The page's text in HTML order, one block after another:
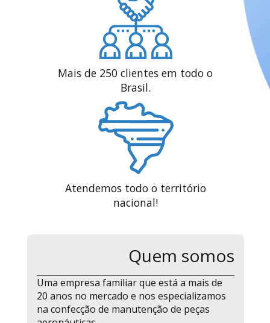
Mais de 250 clientes em todo o
Brasil.
Atendemos todo o território
nacional!
Quem somos
Uma empresa familiar que está a mais de
20 anos no mercado e nos especializamos
na confecção de manutenção de peças